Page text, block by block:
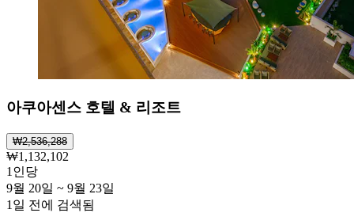
아쿠아센스 호텔 & 리조트
₩2,536,288
₩1,132,102
1인당
9월 20일 ~ 9월 23일
1일 전에 검색됨